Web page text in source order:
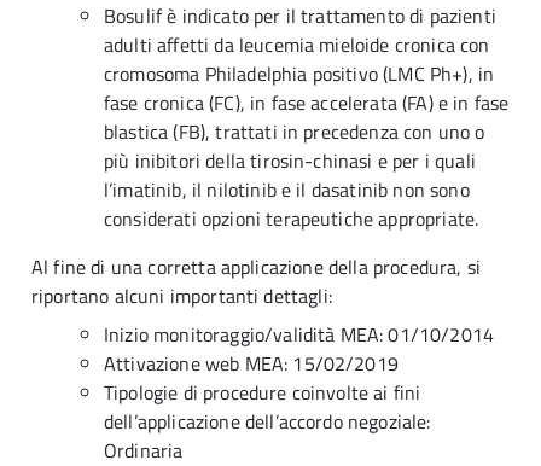
Bosulif è indicato per il trattamento di pazienti
adulti affetti da leucemia mieloide cronica con
cromosoma Philadelphia positivo (LMC Ph+), in
fase cronica (FC), in fase accelerata (FA) e in fase
blastica (FB), trattati in precedenza con uno o
più inibitori della tirosin-chinasi e per i quali
l’imatinib, il nilotinib e il dasatinib non sono
considerati opzioni terapeutiche appropriate.
Al fine di una corretta applicazione della procedura, si
riportano alcuni importanti dettagli:
Inizio monitoraggio/validità MEA: 01/10/2014
Attivazione web MEA: 15/02/2019
Tipologie di procedure coinvolte ai fini
dell’applicazione dell’accordo negoziale:
Ordinaria